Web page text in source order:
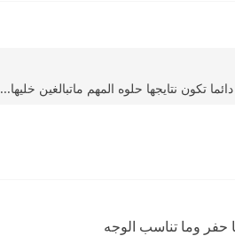
تكون نتايجها حلوه المهم ماتبالغين خليها...
حفر وما تناسب الوجه